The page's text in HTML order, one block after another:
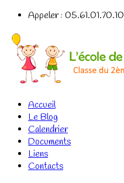
Appeler : 05.61.01.70.10
Accueil
Le Blog
Calendrier
Documents
Liens
Contacts